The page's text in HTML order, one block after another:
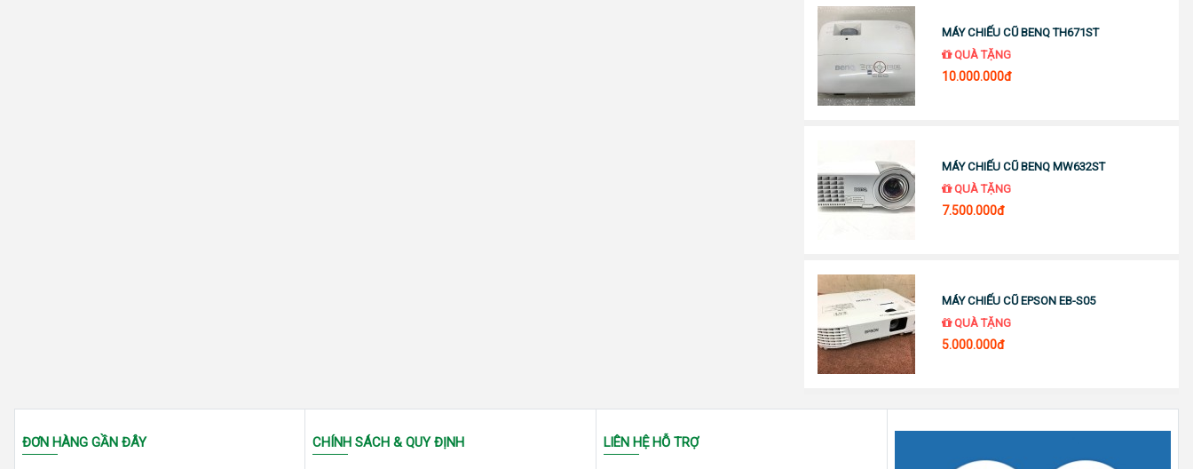
MÁY CHIẾU CŨ BENQ TH671ST
QUÀ TẶNG
10.000.000đ
MÁY CHIẾU CŨ BENQ MW632ST
QUÀ TẶNG
7.500.000đ
MÁY CHIẾU CŨ EPSON EB-S05
QUÀ TẶNG
5.000.000đ
ĐƠN HÀNG GẦN ĐÂY CHÍNH SÁCH & QUY ĐỊNH LIÊN HỆ HỖ TRỢ